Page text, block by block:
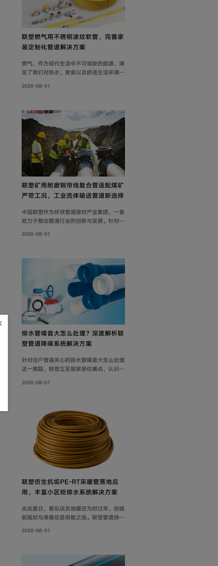
联塑燃气用不锈钢波纹软管，完善家
装定制化管道解决方案
燃气，作为现代生活中不可或缺的能源，满
足了我们对热水、美食以及舒适生活环境的
关注。联塑围绕家装场景打造定制化管道解
户营造安心居家环境。
2026-08-01
联塑矿用耐磨钢帘线复合管适配煤矿
严苛工况，工业流体输送管道新选择
中国联塑作为环球管道建材产业集团，一直
致力于推动管道行业的创新与发展。针对矿
域，为解决煤矿井下钢制管道腐蚀严重、维
由耐磨层、聚乙烯内管层、钢帘线增强层、
聚乙烯外管层复合而成。
2026-08-01
排水管噪音大怎么处理？深度解析联
塑管道降噪系统解决方案
针对住户普遍关心的排水管噪音大怎么处理
这一难题，联塑立足居家居住痛点，认识到
水流传递的给周围环境带来的影响，付诸实
为追求高品质生活的消费者带来福音。
2026-08-01
联塑仿生抗垢PE‑RT采暖管落地应
用，丰富小区给排水系统解决方案
炎炎夏日，看似谈及地暖还为时过早，但提
前规划与准备总是明智之选。联塑管道持续
垢系列家装PE-RT采暖管，既满足家庭冬
2026-08-01